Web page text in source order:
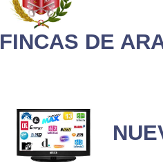
FINCAS DE